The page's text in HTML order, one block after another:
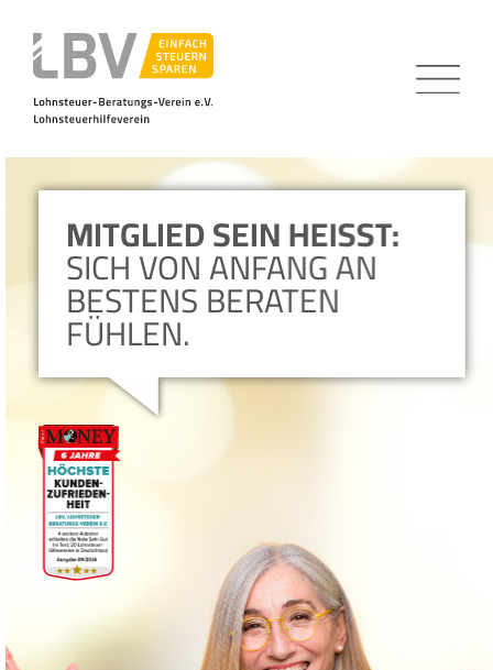
MITGLIED SEIN HEISST:
SICH VON ANFANG AN
BESTENS BERATEN
FÜHLEN.